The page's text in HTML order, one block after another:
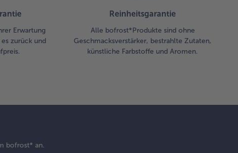
Erwartung
zurück und
Reinheitsgarantie
Alle bofrost*Produkte sind ohne
Geschmacksverstärker, bestrahlte Zutaten,
künstliche Farbstoffe und Aromen.
bofrost* an.